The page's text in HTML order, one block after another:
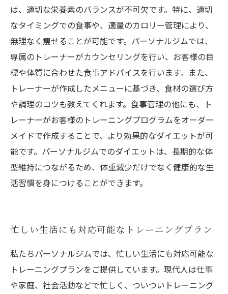
は、適切な栄養素のバランスが不可欠です。特に、適切
なタイミングでの食事や、適量のカロリー管理により、
無理なく痩せることが可能です。パーソナルジムでは、
専属のトレーナーがカウンセリングを行い、お客様の目
標や体質に合わせた食事アドバイスを行います。また、
トレーナーが作成したメニューに基づき、食材の選び方
や調理のコツも教えてくれます。食事管理の他にも、ト
レーナーがお客様のトレーニングプログラムをオーダー
メイドで作成することで、より効果的なダイエットが可
能です。パーソナルジムでのダイエットは、長期的な体
型維持につながるため、体重減少だけでなく健康的な生
活習慣を身につけることができます。
忙しい生活にも対応可能なトレーニングプラン
私たちパーソナルジムでは、忙しい生活にも対応可能な
トレーニングプランをご提供しています。現代人は仕事
や家庭、社会活動などで忙しく、ついついトレーニング